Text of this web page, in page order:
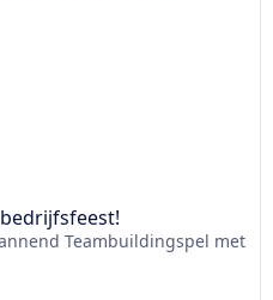
Teambuildingspel met